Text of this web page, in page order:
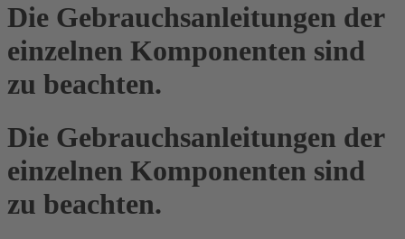
Die Gebrauchsanleitungen der
einzelnen Komponenten sind
zu beachten.
Die Gebrauchsanleitungen der
einzelnen Komponenten sind
zu beachten.